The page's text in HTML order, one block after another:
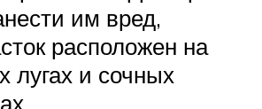
им вред,
расположен на
лугах и сочных